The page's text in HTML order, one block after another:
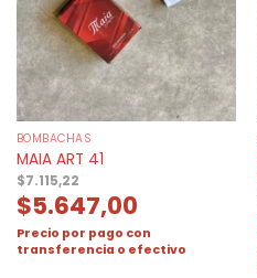
BOMBACHAS
MAIA ART 41
$7.115,22
$5.647,00
Precio por pago con
transferencia o efectivo